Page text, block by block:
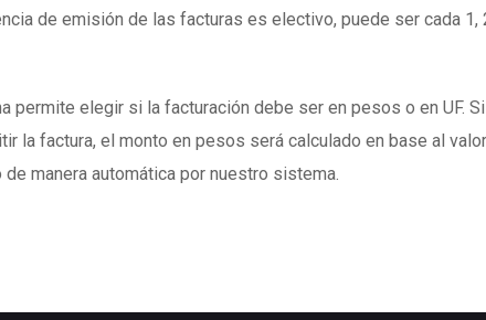
de emisión de las facturas es electivo, puede ser cada 1,
permite elegir si la facturación debe ser en pesos o en UF.
la factura, el monto en pesos será calculado en base al
de manera automática por nuestro sistema.